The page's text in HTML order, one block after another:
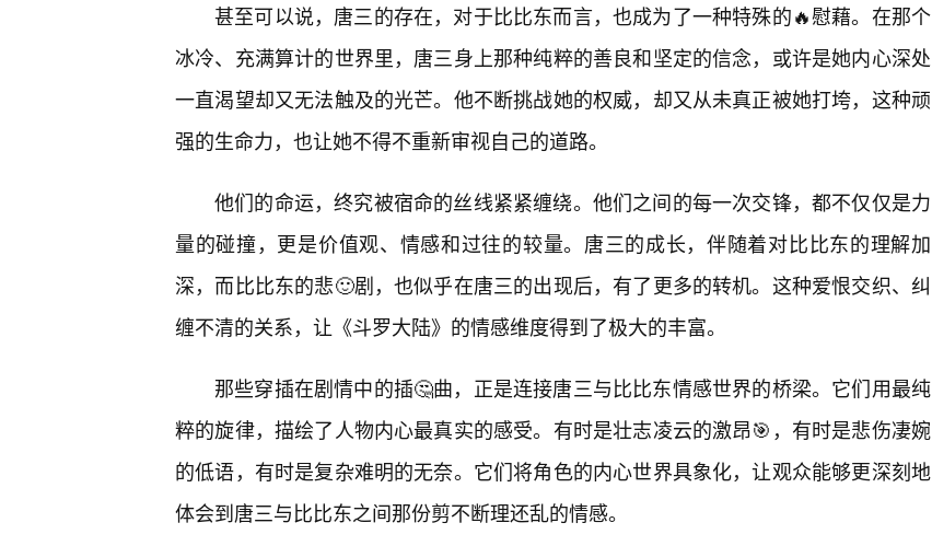
甚至可以说，唐三的存在，对于比比东而言，也成为了一种特殊的🔥慰藉。在那个
冰冷、充满算计的世界里，唐三身上那种纯粹的善良和坚定的信念，或许是她内心深处
一直渴望却又无法触及的光芒。他不断挑战她的权威，却又从未真正被她打垮，这种顽
强的生命力，也让她不得不重新审视自己的道路。
他们的命运，终究被宿命的丝线紧紧缠绕。他们之间的每一次交锋，都不仅仅是力
量的碰撞，更是价值观、情感和过往的较量。唐三的成长，伴随着对比比东的理解加
深，而比比东的悲🙂剧，也似乎在唐三的出现后，有了更多的转机。这种爱恨交织、纠
缠不清的关系，让《斗罗大陆》的情感维度得到了极大的丰富。
那些穿插在剧情中的插🤔曲，正是连接唐三与比比东情感世界的桥梁。它们用最纯
粹的旋律，描绘了人物内心最真实的感受。有时是壮志凌云的激昂🎯，有时是悲伤凄婉
的低语，有时是复杂难明的无奈。它们将角色的内心世界具象化，让观众能够更深刻地
体会到唐三与比比东之间那份剪不断理还乱的情感。